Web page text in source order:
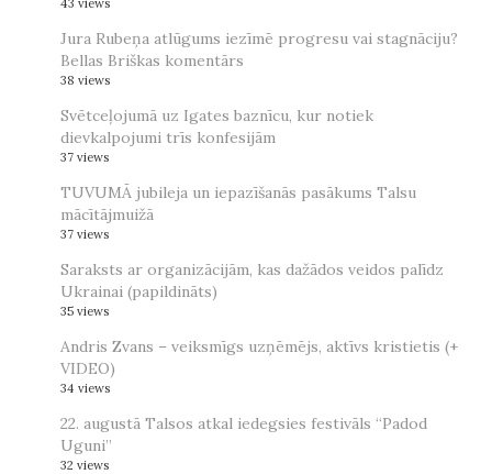
Jura Rubeņa atlūgums iezīmē progresu vai stagnāciju?
Bellas Briškas komentārs
38 views
Svētceļojumā uz Igates baznīcu, kur notiek
dievkalpojumi trīs konfesijām
37 views
TUVUMĀ jubileja un iepazīšanās pasākums Talsu
mācītājmuižā
37 views
Saraksts ar organizācijām, kas dažādos veidos palīdz
Ukrainai (papildināts)
35 views
Andris Zvans – veiksmīgs uzņēmējs, aktīvs kristietis (+
VIDEO)
34 views
22. augustā Talsos atkal iedegsies festivāls “Padod
Uguni”
32 views